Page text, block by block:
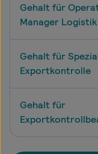
Gehalt für
Manager Logistik
Gehalt für
Exportkontrolle
Gehalt für